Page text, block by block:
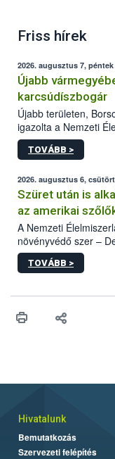
Friss hírek
2026. augusztus 7, péntek
Újabb
karcsúdíszbogár
Újabb területen,
igazolta a Nemzeti
kőrisrontó
kártevőt nem csak
az intenzív
hatósággal is
TOVÁBB >
2026. augusztus 6,
Szüret után is
az amerikai
A Nemzeti
növényvédő szer –
engedélyokiratát
egészen a
érésű szőlőkben is
felhasználók
TOVÁBB >
Hivatalunk
Bemutatkozás
Szervezeti felépítés